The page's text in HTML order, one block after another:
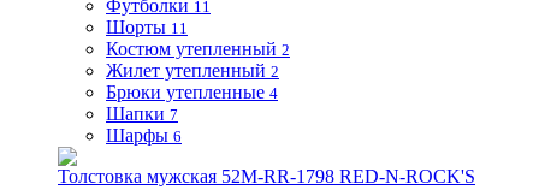
Футболки 11
Шорты 11
Костюм утепленный 2
Жилет утепленный 2
Брюки утепленные 4
Шапки 7
Шарфы 6
Толстовка мужская 52M-RR-1798 RED-N-ROCK'S